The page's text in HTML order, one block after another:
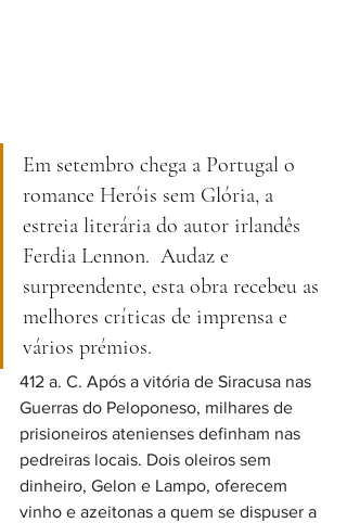
Em setembro chega a Portugal o
romance Heróis sem Glória, a
estreia literária do autor irlandês
Ferdia Lennon.  Audaz e
surpreendente, esta obra recebeu as
melhores críticas de imprensa e
vários prémios.
412 a. C. Após a vitória de Siracusa nas
Guerras do Peloponeso, milhares de
prisioneiros atenienses definham nas
pedreiras locais. Dois oleiros sem
dinheiro, Gelon e Lampo, oferecem
vinho e azeitonas a quem se dispuser a